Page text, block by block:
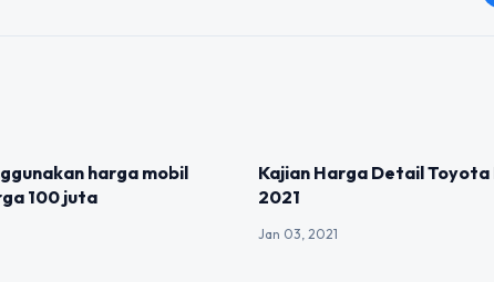
harga mobil
100 juta
Kajian Harga Detail Toyota
2021
Jan 03, 2021